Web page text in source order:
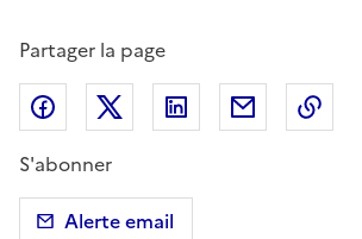
Partager la page
Partager sur Facebook
Partager sur X
Partager surPartager
S'abonner
Alerte email